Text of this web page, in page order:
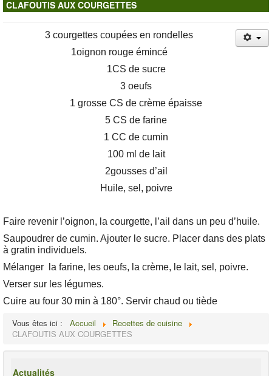
Contacts
CLAFOUTIS AUX COURGETTES
3 courgettes coupées en rondelles
1oignon rouge émincé
1CS de sucre
3 oeufs
1 grosse CS de crème épaisse
5 CS de farine
1 CC de cumin
100 ml de lait
2gousses d’ail
Huile, sel, poivre
Faire revenir l’oignon, la courgette, l’ail dans un peu d’huile.
Saupoudrer de cumin. Ajouter le sucre. Placer dans des plats
à gratin individuels.
Mélanger
la farine, les oeufs, la crème, le lait, sel, poivre.
Verser sur les légumes.
Cuire au four 30 min à 180°. Servir chaud ou tiède
Vous êtes ici : Accueil
Recettes de cuisine
CLAFOUTIS AUX COURGETTES
Actualités